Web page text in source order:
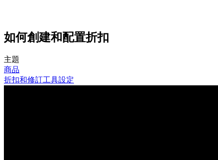
如何創建和配置折扣
主題
商品
折扣和修訂工具設定